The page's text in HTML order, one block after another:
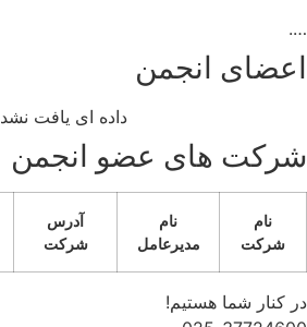
….
اعضای انجمن
داده ای یافت نشد
شرکت های عضو انجمن
نام
شرکت
نام
مدیرعامل
آدرس
شرکت
در کنار شما هستیم!